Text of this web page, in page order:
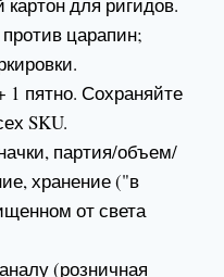
царапин;
пятно. Сохраняйте
SKU.
партия/объем/
хранение ("в
от света
(розничная